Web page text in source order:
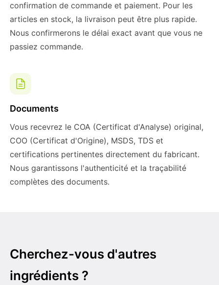
confirmation de commande et paiement. Pour les
articles en stock, la livraison peut être plus rapide.
Nous confirmerons le délai exact avant que vous ne
passiez commande.
Documents
Vous recevrez le COA (Certificat d'Analyse) original,
COO (Certificat d'Origine), MSDS, TDS et
certifications pertinentes directement du fabricant.
Nous garantissons l'authenticité et la traçabilité
complètes des documents.
Cherchez-vous d'autres
ingrédients ?